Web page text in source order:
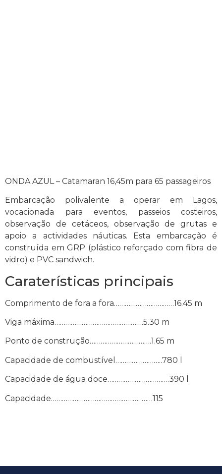
ONDA AZUL – Catamaran 16,45m para 65 passageiros
Embarcação polivalente a operar em Lagos,
vocacionada para eventos, passeios costeiros,
observação de cetáceos, observação de grutas e
apoio a actividades náuticas. Esta embarcação é
construída em GRP (plástico reforçado com fibra de
vidro) e PVC sandwich.
Caraterísticas principais
Comprimento de fora a fora……………………………16.45 m
Viga máxima………………………………………….5.30 m
Ponto de construção…………………………….1.65 m
Capacidade de combustível……………………..780 l
Capacidade de água doce…………………………….390 l
Capacidade…………………………………………. ……115